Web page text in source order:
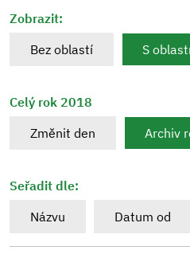
Zobrazit:
Bez oblastí
S
Celý rok 2018
Změnit den
Archiv
Seřadit dle:
Názvu
Datum od